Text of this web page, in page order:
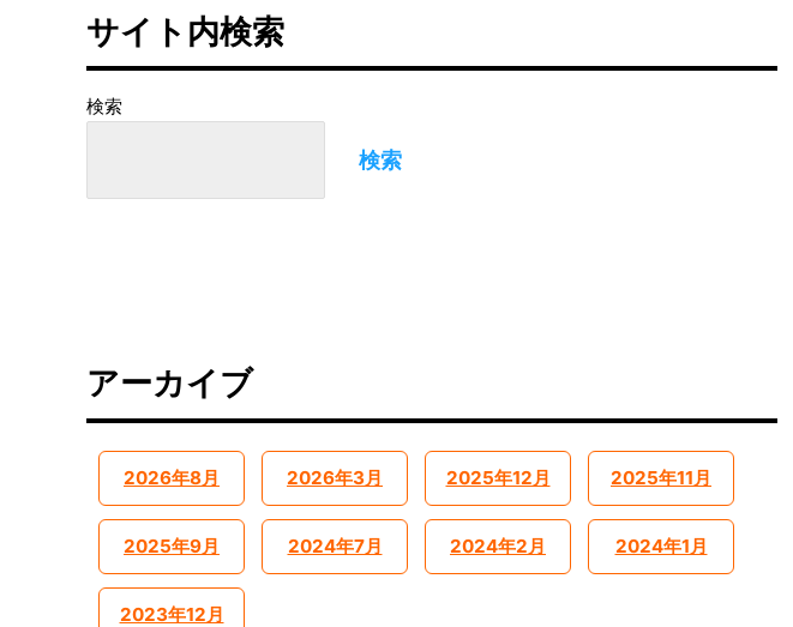
サイト内検索
検索
検索
アーカイブ
2026年8月 2026年3月 2025年12月 2025年11月
2025年9月 2024年7月 2024年2月 2024年1月
2023年12月